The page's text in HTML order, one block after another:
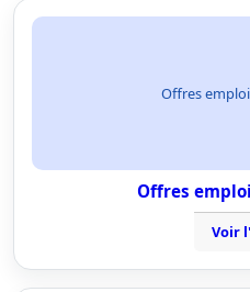
Offres
Offres
Voir